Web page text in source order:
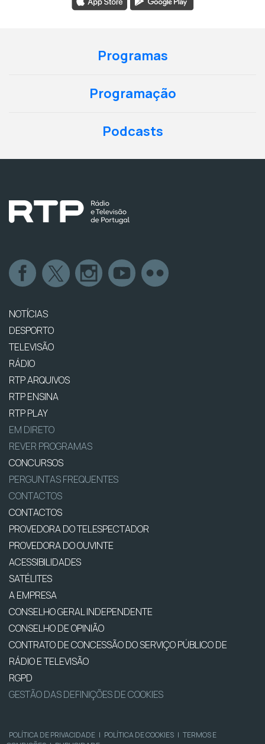
Programas
Programação
Podcasts
NOTÍCIAS
DESPORTO
TELEVISÃO
RÁDIO
RTP ARQUIVOS
RTP ENSINA
RTP PLAY
EM DIRETO
REVER PROGRAMAS
CONCURSOS
PERGUNTAS FREQUENTES
CONTACTOS
CONTACTOS
PROVEDORA DO TELESPECTADOR
PROVEDORA DO OUVINTE
ACESSIBILIDADES
SATÉLITES
A EMPRESA
CONSELHO GERAL INDEPENDENTE
CONSELHO DE OPINIÃO
CONTRATO DE CONCESSÃO DO SERVIÇO PÚBLICO DE
RÁDIO E TELEVISÃO
RGPD
GESTÃO DAS DEFINIÇÕES DE COOKIES
POLÍTICA DE PRIVACIDADE | POLÍTICA DE COOKIES | TERMOS E